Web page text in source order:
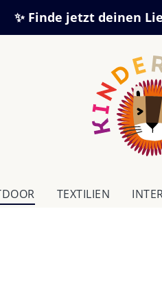
✨ Finde jetzt deinen
TEXTILIEN